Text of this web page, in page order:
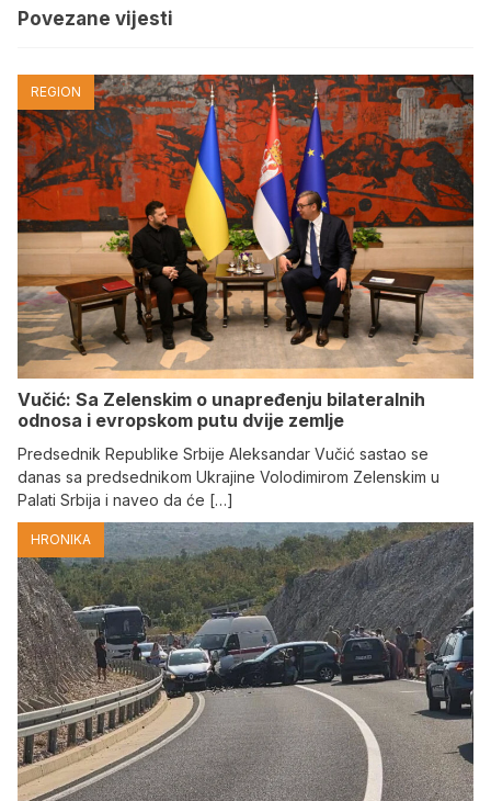
Povezane vijesti
REGION
Vučić: Sa Zelenskim o unapređenju bilateralnih
odnosa i evropskom putu dvije zemlje
Predsednik Republike Srbije Aleksandar Vučić sastao se
danas sa predsednikom Ukrajine Volodimirom Zelenskim u
Palati Srbija i naveo da će […]
HRONIKA